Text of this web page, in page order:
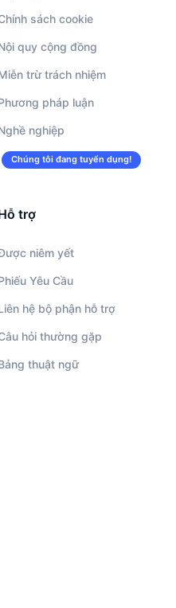
sách cookie
quy cộng đồng
trừ trách nhiệm
pháp luận
nghiệp
Chúng tôi đang tuyển dụng!
trợ
niêm yết
Yêu Cầu
hệ bộ phận hỗ trợ
hỏi thường gặp
thuật ngữ